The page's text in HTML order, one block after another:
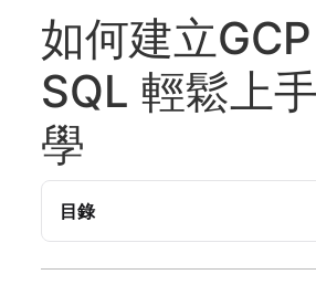
如何建立
SQL 輕鬆上
學
目錄